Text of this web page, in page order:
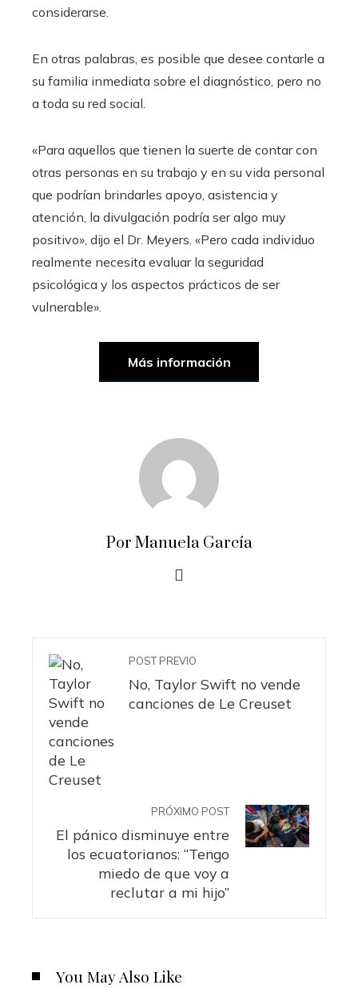
considerarse.
En otras palabras, es posible que desee contarle a
su familia inmediata sobre el diagnóstico, pero no
a toda su red social.
«Para aquellos que tienen la suerte de contar con
otras personas en su trabajo y en su vida personal
que podrían brindarles apoyo, asistencia y
atención, la divulgación podría ser algo muy
positivo», dijo el Dr. Meyers. «Pero cada individuo
realmente necesita evaluar la seguridad
psicológica y los aspectos prácticos de ser
vulnerable».
Más información
Por Manuela García
POST PREVIO
No, Taylor Swift no vende
canciones de Le Creuset
PRÓXIMO POST
El pánico disminuye entre
los ecuatorianos: “Tengo
miedo de que voy a
reclutar a mi hijo”
You May Also Like